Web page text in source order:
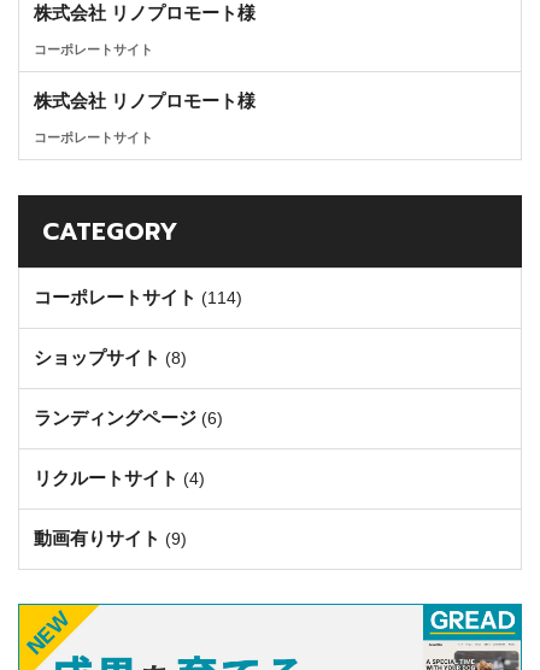
株式会社 リノプロモート様
コーポレートサイト
株式会社 リノプロモート様
コーポレートサイト
CATEGORY
コーポレートサイト (114)
ショップサイト (8)
ランディングページ (6)
リクルートサイト (4)
動画有りサイト (9)